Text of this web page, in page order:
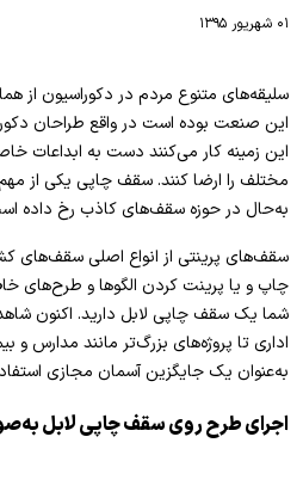
۰۱ شهریور ۱۳۹۵
سلیقه‌های متنوع مردم در دکوراسیون از
این صنعت بوده است در واقع طراحان
این زمینه کار می‌کنند دست به ابداعات
مختلف را ارضا کنند. سقف چاپی یکی از
به‌حال در حوزه سقف‌های کاذب رخ داده
سقف‌های پرینتی از انواع اصلی سقف‌های
چاپ و یا پرینت کردن الگوها و طرح‌های
شما یک سقف چاپی لابل دارید. اکنون
به‌عنوان یک جایگزین آسمان مجازی
اجرای طرح روی سقف چاپی لابل